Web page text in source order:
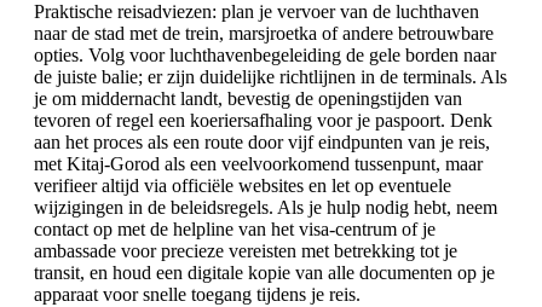
Praktische reisadviezen: plan je vervoer van de luchthaven
naar de stad met de trein, marsjroetka of andere betrouwbare
opties. Volg voor luchthavenbegeleiding de gele borden naar
de juiste balie; er zijn duidelijke richtlijnen in de terminals. Als
je om middernacht landt, bevestig de openingstijden van
tevoren of regel een koeriersafhaling voor je paspoort. Denk
aan het proces als een route door vijf eindpunten van je reis,
met Kitaj-Gorod als een veelvoorkomend tussenpunt, maar
verifieer altijd via officiële websites en let op eventuele
wijzigingen in de beleidsregels. Als je hulp nodig hebt, neem
contact op met de helpline van het visa-centrum of je
ambassade voor precieze vereisten met betrekking tot je
transit, en houd een digitale kopie van alle documenten op je
apparaat voor snelle toegang tijdens je reis.